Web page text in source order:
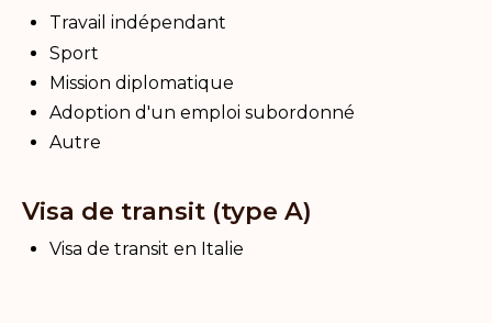
Travail indépendant
Sport
Mission diplomatique
Adoption d'un emploi subordonné
Autre
Visa de transit (type A)
Visa de transit en Italie